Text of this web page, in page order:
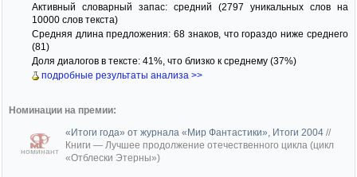
Активный словарный запас: средний (2797 уникальных слов на
10000 слов текста)
Средняя длина предложения: 68 знаков, что гораздо ниже среднего
(81)
Доля диалогов в тексте: 41%, что близко к среднему (37%)
подробные результаты анализа >>
Номинации на премии:
номинант
«Итоги года» от журнала «Мир Фантастики», Итоги 2004 //
Книги — Лучшее продолжение отечественного цикла (цикл
«Отблески Этерны»)